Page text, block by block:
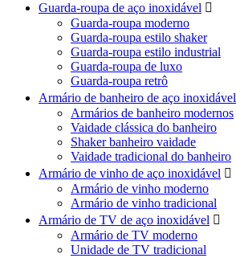
Guarda-roupa de aço inoxidável 
Guarda-roupa moderno
Guarda-roupa estilo shaker
Guarda-roupa estilo industrial
Guarda-roupa de luxo
Guarda-roupa retrô
Armário de banheiro de aço inoxidável
Armários de banheiro modernos
Vaidade clássica do banheiro
Shaker banheiro vaidade
Vaidade tradicional do banheiro
Armário de vinho de aço inoxidável 
Armário de vinho moderno
Armário de vinho tradicional
Armário de TV de aço inoxidável 
Armário de TV moderno
Unidade de TV tradicional